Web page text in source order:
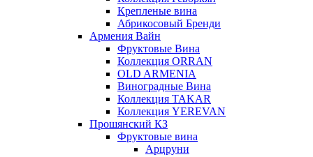
Крепленые вина
Абрикосовый Бренди
Армения Вайн
Фруктовые Вина
Коллекция ORRAN
OLD ARMENIA
Виноградные Вина
Коллекция TAKAR
Коллекция YEREVAN
Прошянский КЗ
Фруктовые вина
Арцруни